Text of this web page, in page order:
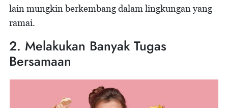
lain mungkin berkembang dalam lingkungan yang
ramai.
2. Melakukan Banyak Tugas
Bersamaan